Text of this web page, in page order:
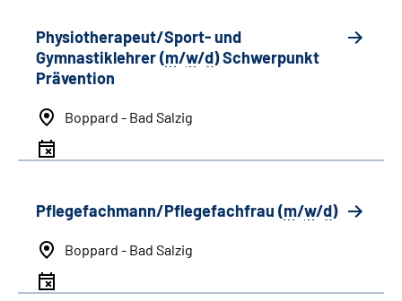
Physiotherapeut/Sport- und
Gymnastiklehrer (m/w/d) Schwerpunkt
Prävention
Boppard - Bad Salzig
Pflegefachmann/Pflegefachfrau (m/w/d)
Boppard - Bad Salzig